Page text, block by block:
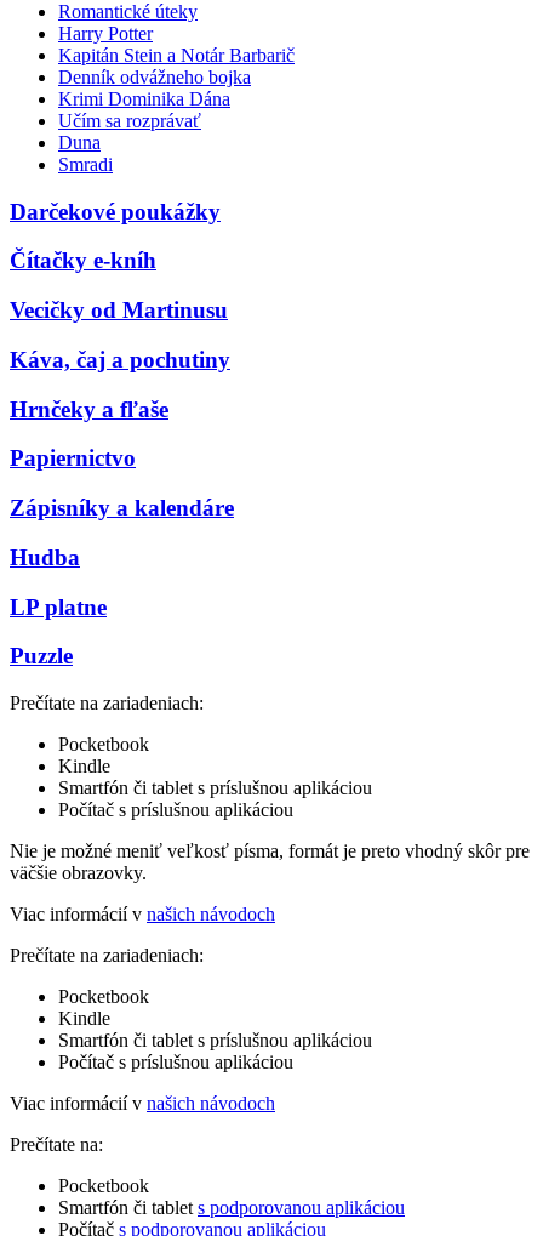
Romantické úteky
Harry Potter
Kapitán Stein a Notár Barbarič
Denník odvážneho bojka
Krimi Dominika Dána
Učím sa rozprávať
Duna
Smradi
Darčekové poukážky
Čítačky e-kníh
Vecičky od Martinusu
Káva, čaj a pochutiny
Hrnčeky a fľaše
Papiernictvo
Zápisníky a kalendáre
Hudba
LP platne
Puzzle
Prečítate na zariadeniach:
Pocketbook
Kindle
Smartfón či tablet s príslušnou aplikáciou
Počítač s príslušnou aplikáciou
Nie je možné meniť veľkosť písma, formát je preto vhodný skôr pre
väčšie obrazovky.
Viac informácií v našich návodoch
Prečítate na zariadeniach:
Pocketbook
Kindle
Smartfón či tablet s príslušnou aplikáciou
Počítač s príslušnou aplikáciou
Viac informácií v našich návodoch
Prečítate na:
Pocketbook
Smartfón či tablet s podporovanou aplikáciou
Počítač s podporovanou aplikáciou